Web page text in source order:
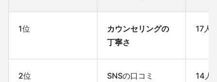
1位
カウンセリングの
丁寧さ
17人
2位 SNSの口コミ 14人